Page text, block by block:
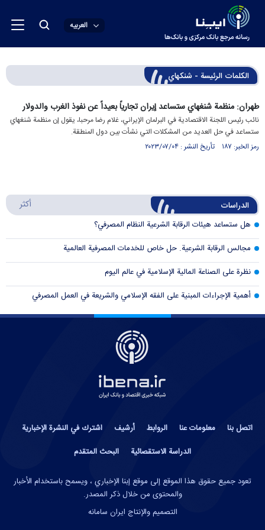
العربیه
الكلمات الرئيسة - شنکهاي
طهران: منظمة شنغهاي ستساعد إيران تجارياً بعيداً عن نفوذ الغرب والدولار
نائب رئيس اللجنة الاقتصادية في البرلمان الإيراني، غلام رضا مرحبا، يقول إن منظمة شنغهاي
ستساعد في حل العديد من المشكلات التي نشأت بين دول المنطقة.
رمز الخبر: ۱۸۷ تأريخ النشر : ۲۰۲۳/۰۷/۰۴
الدراسات أكثر
هل ستساعد هيئات الرقابة الشرعية النظام المصرفي؟
مجالس الرقابة الشرعية. حل خاص للخدمات المصرفية العالمية
نظرة على الصناعة المالية الإسلامية في عالم اليوم
أهمية الإجراءات المبنية على الفقه الإسلامي والشريعة في العمل المصرفي
اتصل بنا معلومات عنا الروابط أرشيف
اشترك في النشرة الإخبارية
الدراسة الاستقصائية
البحث المتقدم
تعود جميع حقوق هذا الموقع إلى موقع إبنا الإخباري ، ويسمح باستخدام الأخبار
والمحتوى من خلال ذكر المصدر.
التصميم والإنتاج ایران سامانه